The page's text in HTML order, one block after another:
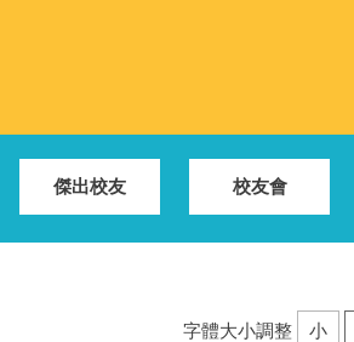
傑出校友 校友會
字體大小調整 小